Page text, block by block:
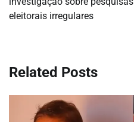
Post
eleitorais irregulares
Related Posts